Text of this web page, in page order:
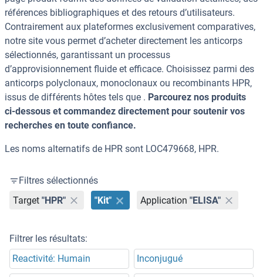
références bibliographiques et des retours d’utilisateurs.
Contrairement aux plateformes exclusivement comparatives,
notre site vous permet d’acheter directement les anticorps
sélectionnés, garantissant un processus
d’approvisionnement fluide et efficace. Choisissez parmi des
anticorps polyclonaux, monoclonaux ou recombinants HPR,
issus de différents hôtes tels que . Parcourez nos produits
ci-dessous et commandez directement pour soutenir vos
recherches en toute confiance.
Les noms alternatifs de HPR sont LOC479668, HPR.
Filtres sélectionnés
Target "HPR" "Kit" Application "ELISA"
Filtrer les résultats:
Reactivité: Humain
Inconjugué